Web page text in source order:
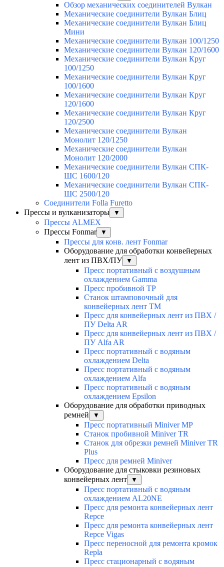
Обзор механических соединителей Вулкан
Механические соединители Вулкан Блиц
Механические соединители Вулкан Блиц
Мини
Механические соединители Вулкан 100/1250
Механические соединители Вулкан 120/1600
Механические соединители Вулкан Круг
100/1250
Механические соединители Вулкан Круг
100/1600
Механические соединители Вулкан Круг
120/1600
Механические соединители Вулкан Круг
120/2500
Механические соединители Вулкан
Монолит 120/1250
Механические соединители Вулкан
Монолит 120/2000
Механические соединители Вулкан СПК-
ШС 1600/120
Механические соединители Вулкан СПК-
ШС 2500/120
Соединители Folla Furetto
Прессы и вулканизаторы
▼
Прессы ALMEX
Прессы Fonmar
▼
Прессы для конв. лент Fonmar
Оборудование для обработки конвейерных
лент из ПВХ/ПУ
▼
Пресс портативный с воздушным
охлаждением Gamma
Пресс пробивной TP
Станок штамповочный для
конвейерных лент TM
Пресс для конвейерных лент из ПВХ /
ПУ Delta AR
Пресс для конвейерных лент из ПВХ /
ПУ Alfa AR
Пресс портативный с водяным
охлаждением Delta
Пресс портативный с водяным
охлаждением Alfa
Пресс портативный с водяным
охлаждением Epsilon
Оборудование для обработки приводных
ремней
▼
Пресс портативный Miniver MP
Станок пробивной Miniver TR
Станок для обрезки ремней Miniver TR
Plus
Пресс для ремней Miniver
Оборудование для стыковки резиновых
конвейерных лент
▼
Пресс портативный с водяным
охлаждением AL20NE
Пресс для ремонта конвейерных лент
Repce
Пресс для ремонта конвейерных лент
Repce Vigas
Пресс переносной для ремонта кромок
Repla
Пресс стационарный с водяным